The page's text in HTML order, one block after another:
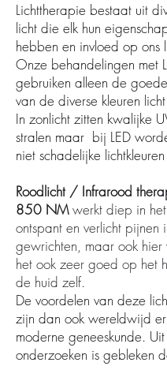
Lichttherapie bestaat uit
licht die elk hun
hebben en invloed op ons
Onze behandelingen met
gebruiken alleen de
van de diverse kleuren
In zonlicht zitten kwalijke
stralen maar bij LED
niet schadelijke
Roodlicht / Infrarood
850 NMwerkt diep in
ontspant en verlicht pijnen
gewrichten, maar ook
het ook zeer goed op het
de huid zelf.
De voordelen van deze
zijn dan ook wereldwijd
moderne geneeskunde.
onderzoeken is gebleken